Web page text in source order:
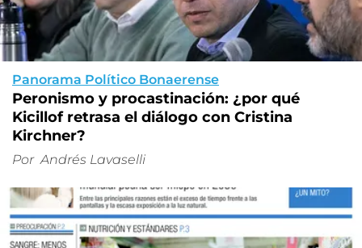
Panorama Político Bonaerense
Peronismo y procastinación: ¿por qué
Kicillof retrasa el diálogo con Cristina
Kirchner?
Por Andrés Lavaselli